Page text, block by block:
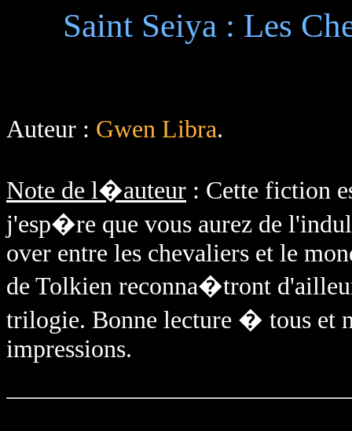
Saint Seiya : Les
Auteur : Gwen Libra.
Note de l�auteur : Cette fiction
j'esp�re que vous aurez de
over entre les chevaliers et le
de Tolkien reconna�tront
trilogie. Bonne lecture � tous et
impressions.